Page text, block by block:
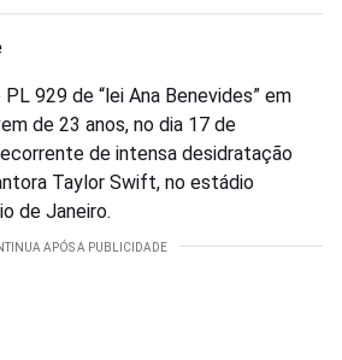
929 de “lei Ana Benevides” em
de 23 anos, no dia 17 de
de intensa desidratação
Taylor Swift, no estádio
de Janeiro.